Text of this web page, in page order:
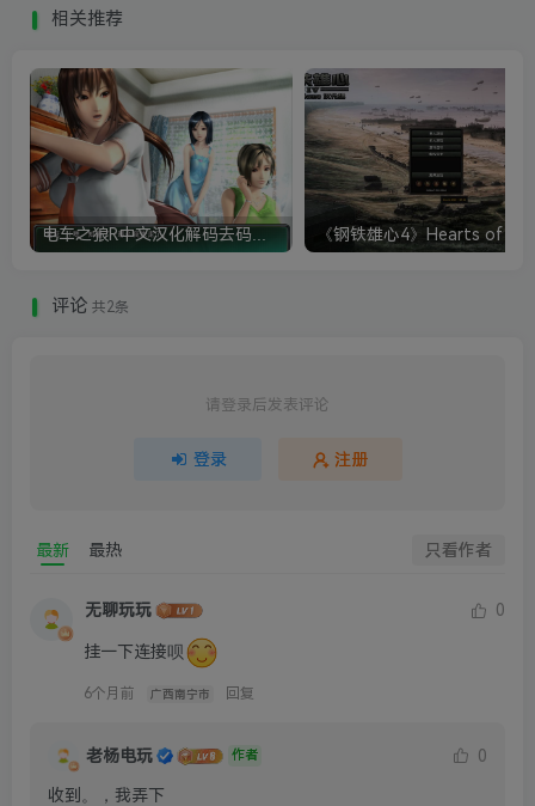
相关推荐
电车之狼R中文汉化解码去码硬盘完整破解版+MOD特典+全CG存档+攻略|修复卡顿
评论 共2条
请登录后发表评论
登录 注册
最新 最热 只看作者
无聊玩玩 0
挂一下连接呗
6个月前 广西南宁市 回复
老杨电玩 作者 0
收到。，我弄下